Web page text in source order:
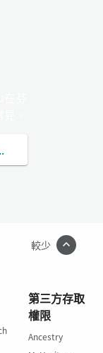
步了解FILPPU
較少
第三方存取
權限
Ancestry